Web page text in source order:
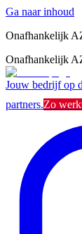
Ga naar inhoud
Onafhankelijk
Onafhankelijk
Jouw bedrijf op
partners.Zo